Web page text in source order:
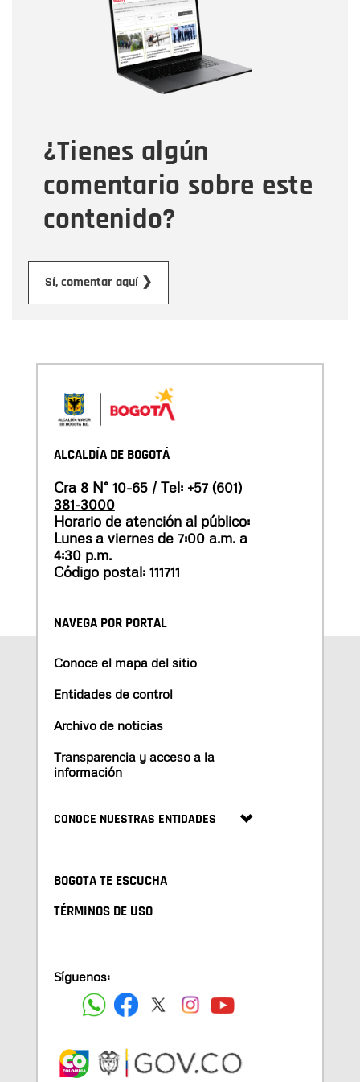
¿Tienes algún
comentario sobre este
contenido?
Sí, comentar aquí ❯
Correo electrónico
Tipo de comentario
Mensaje
ALCALDÍA DE BOGOTÁ
Cra 8 N° 10-65 / Tel: +57 (601)
381-3000
Horario de atención al público:
Lunes a viernes de 7:00 a.m. a
4:30 p.m.
Código postal: 111711
NAVEGA POR PORTAL
Conoce el mapa del sitio
Entidades de control
Archivo de noticias
Transparencia y acceso a la
información
CONOCE NUESTRAS ENTIDADES
BOGOTA TE ESCUCHA
TÉRMINOS DE USO
Síguenos: